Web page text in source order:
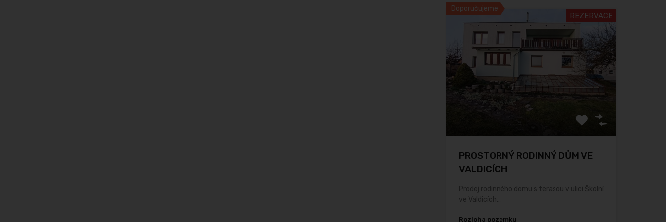
Doporučujeme
REZERVACE
PROSTORNÝ RODINNÝ DŮM VE
VALDICÍCH
Prodej rodinného domu s terasou v ulici Školní
ve Valdicích…
Rozloha pozemku